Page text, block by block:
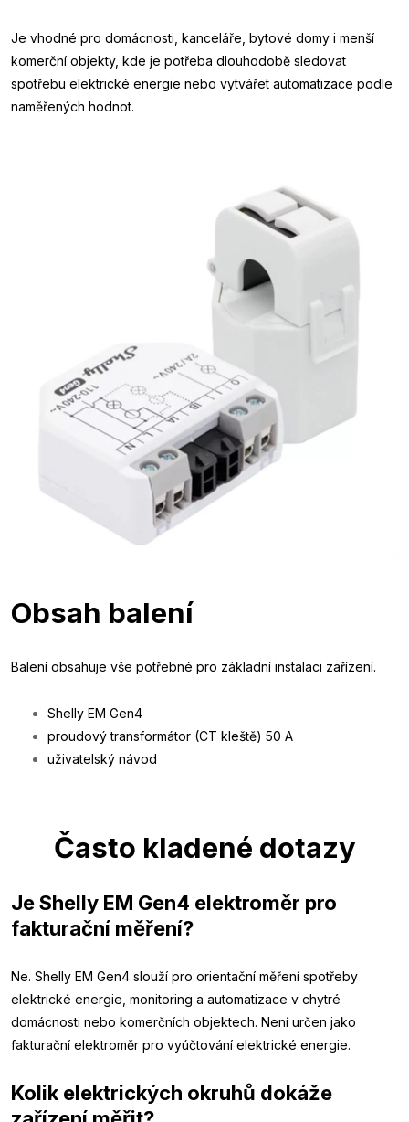
Je vhodné pro domácnosti, kanceláře, bytové domy i menší
komerční objekty, kde je potřeba dlouhodobě sledovat
spotřebu elektrické energie nebo vytvářet automatizace podle
naměřených hodnot.
Obsah balení
Balení obsahuje vše potřebné pro základní instalaci zařízení.
Shelly EM Gen4
proudový transformátor (CT kleště) 50 A
uživatelský návod
Často kladené dotazy
Je Shelly EM Gen4 elektroměr pro
fakturační měření?
Ne. Shelly EM Gen4 slouží pro orientační měření spotřeby
elektrické energie, monitoring a automatizace v chytré
domácnosti nebo komerčních objektech. Není určen jako
fakturační elektroměr pro vyúčtování elektrické energie.
Kolik elektrických okruhů dokáže